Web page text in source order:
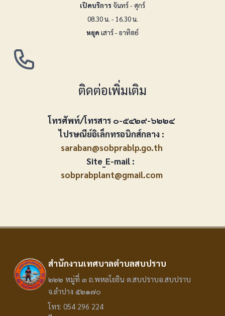
เปิดบริการ จันทร์ - ศุกร์
08.30 น. - 16.30 น.
หยุด เสาร์ - อาทิตย์
ติดต่อเพิ่มเติม
โทรศัพท์/โทรสาร ๐-๕๔๒๙-๖๒๒๔
ไปรษณีย์อิเล็กทรอนิกส์กลาง :
saraban@sobprablp.go.th
Site_E-mail :
sobprabplant@gmail.com
สำนักงานเทศบาลตำบลสบปราบ
๒๒๒ หมู่ที่ ๓ ถ.พหลโยธิน ต.สบปราบอ.สบปราบ
จ.ลำปาง ๕๒๑๗๐
โทร: 054 296 224